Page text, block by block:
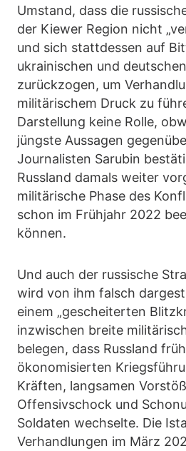
Umstand, dass die
der Kiewer Region nicht
und sich stattdessen auf
ukrainischen und
zurückzogen, um
militärischem Druck zu
Darstellung keine Rolle,
jüngste Aussagen
Journalisten Sarubin
Russland damals weiter
militärische Phase des
schon im Frühjahr 2022
können.
Und auch der russische
wird von ihm falsch
einem „gescheiterten
inzwischen breite
belegen, dass Russland
ökonomisierten
Kräften, langsamen
Offensivschock und
Soldaten wechselte. Die
Verhandlungen im März